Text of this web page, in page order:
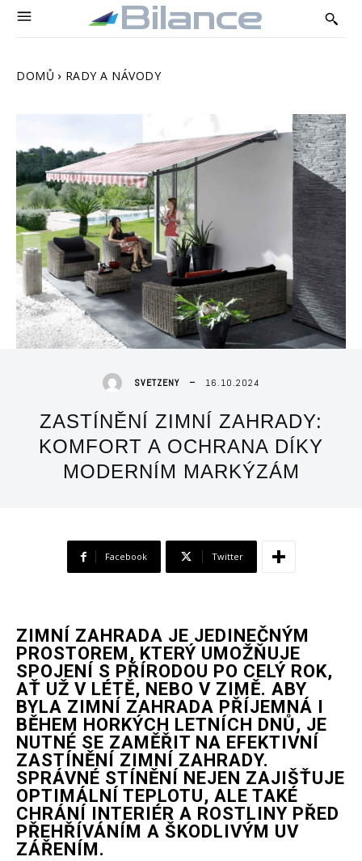
Bilance
DOMŮ RADY A NÁVODY
SVETZENY 16.10.2024
ZASTÍNĚNÍ ZIMNÍ ZAHRADY:
KOMFORT A OCHRANA DÍKY
MODERNÍM MARKÝZÁM
Facebook Twitter
ZIMNÍ ZAHRADA JE JEDINEČNÝM
PROSTOREM, KTERÝ UMOŽŇUJE
SPOJENÍ S PŘÍRODOU PO CELÝ ROK,
AŤ UŽ V LÉTĚ, NEBO V ZIMĚ. ABY
BYLA ZIMNÍ ZAHRADA PŘÍJEMNÁ I
BĚHEM HORKÝCH LETNÍCH DNŮ, JE
NUTNÉ SE ZAMĚŘIT NA EFEKTIVNÍ
ZASTÍNĚNÍ ZIMNÍ ZAHRADY.
SPRÁVNÉ STÍNĚNÍ NEJEN ZAJIŠŤUJE
OPTIMÁLNÍ TEPLOTU, ALE TAKÉ
CHRÁNÍ INTERIÉR A ROSTLINY PŘED
PŘEHŘÍVÁNÍM A ŠKODLIVÝM UV
ZÁŘENÍM.